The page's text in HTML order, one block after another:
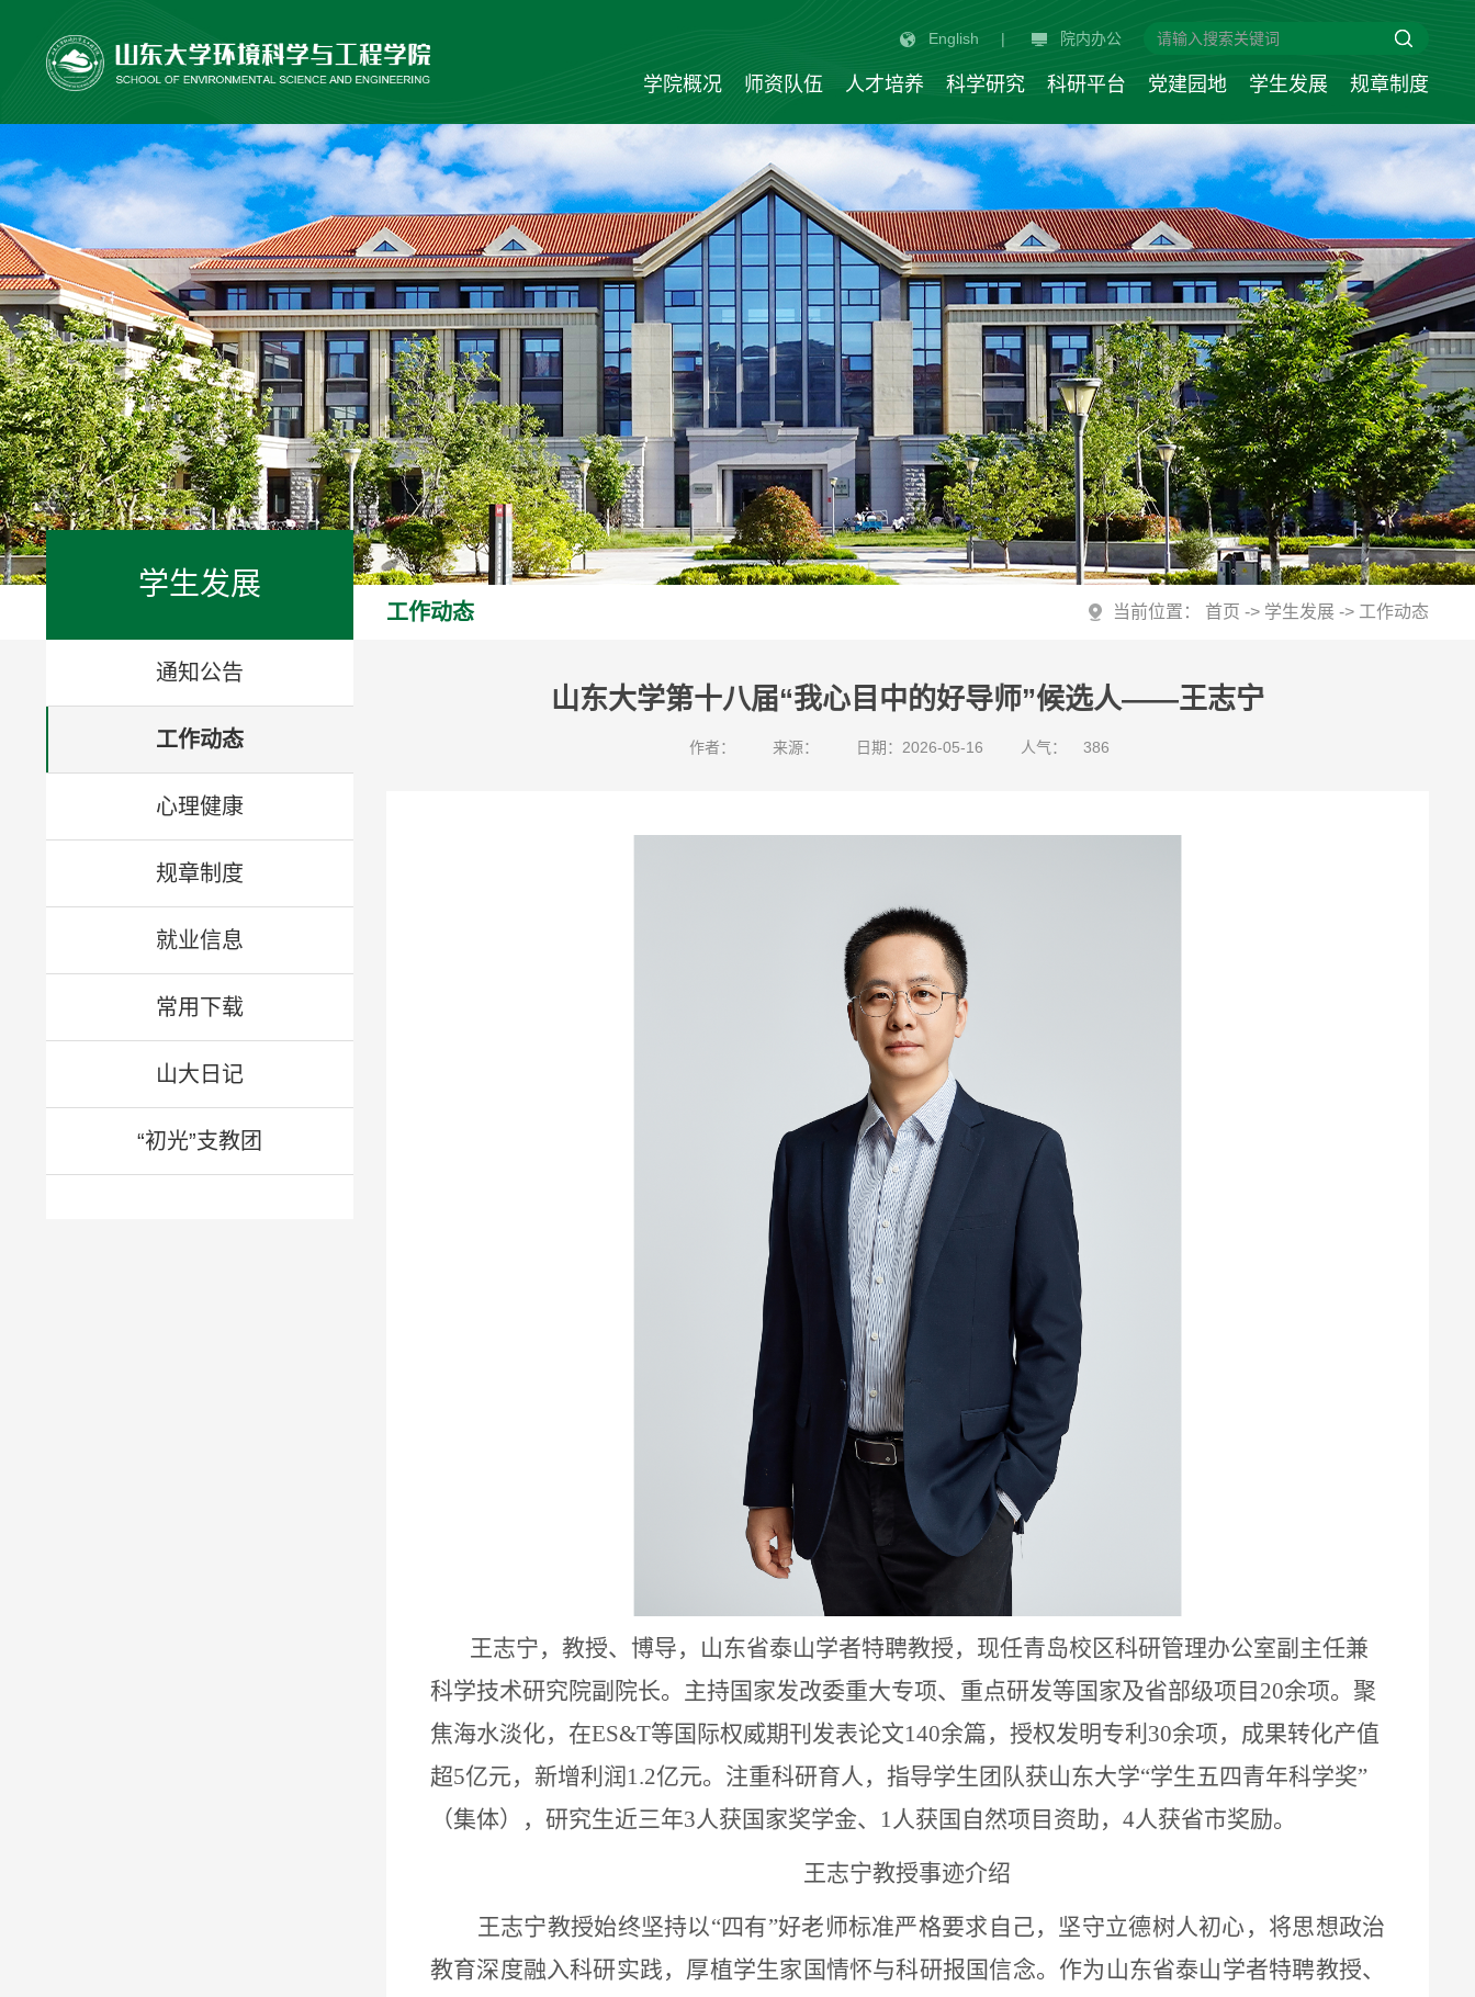
English | 院内办公
学院概况 师资队伍 人才培养 科学研究 科研平台 党建园地 学生发展 规章制度
学生发展
通知公告
工作动态
心理健康
规章制度
就业信息
常用下载
山大日记
“初光”支教团
工作动态 当前位置： 首页 -> 学生发展 -> 工作动态
山东大学第十八届“我心目中的好导师”候选人——王志宁
作者： 来源： 日期：2026-05-16 人气： 386
王志宁，教授、博导，山东省泰山学者特聘教授，现任青岛校区科研管理办公室副主任兼
科学技术研究院副院长。主持国家发改委重大专项、重点研发等国家及省部级项目 20余项。聚
焦海水淡化，在ES&T等国际权威期刊发表论文140余篇，授权发明专利 30余项，成果转化产值
超5亿元，新增利润 1.2亿元。注重科研育人，指导学生团队获山东大学“学生五四青年科学奖”
（集体），研究生近三年3 人获国家奖学金、 1 人获国自然项目资助， 4人获省市奖励。
王志宁教授事迹介绍
王志宁教授始终坚持以“四有”好老师标准严格要求自己，坚守立德树人初心，将思想政治
教育深度融入科研实践，厚植学生家国情怀与科研报国信念。作为山东省泰山学者特聘教授、